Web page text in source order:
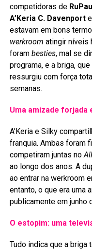
competidoras de
A’Keria C. Davenport e
estavam em bons
werkroom atingir níveis
foram besties, mal se
programa, e a briga,
ressurgiu com força
semanas.
Uma amizade forjada
A’Keria e Silky
franquia. Ambas foram
competiram juntas no
ao longo dos anos. A
ao entrar na werkroom
entanto, o que era uma
publicamente em junho
O estopim: uma
Tudo indica que a briga